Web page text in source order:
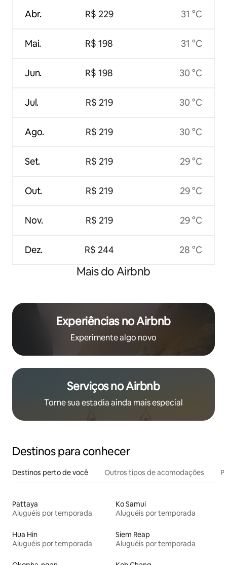
Abr.
Mai.
Jun.
Jul.
Ago.
Set.
Out.
Nov.
Dez.
R$ 229
R$ 198
R$ 198
R$ 219
R$ 219
R$ 219
R$ 219
R$ 219
R$ 244
31 °C
31 °C
30 °C
30 °C
30 °C
29 °C
29 °C
29 °C
28 °C
Mais do Airbnb
Experiências no Airbnb
Experimente algo novo
Serviços no Airbnb
Torne sua estadia ainda mais especial
Destinos para conhecer
Destinos perto de você Outros tipos de acomodações
Pattaya
Aluguéis por temporada
Ko Samui
Aluguéis por temporada
Hua Hin
Aluguéis por temporada
Siem Reap
Aluguéis por temporada